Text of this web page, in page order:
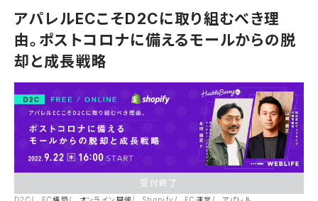
アパレルECこそD2Cに取り組むべき理
由。ポストコロナに備えるモールからの脱
却と成長戦略
受付終了